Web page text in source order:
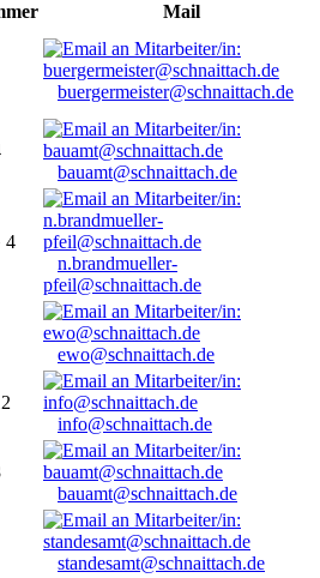
Mail
buergermeister@schnaittach.de
bauamt@schnaittach.de
4
n.brandmueller-
pfeil@schnaittach.de
ewo@schnaittach.de
info@schnaittach.de
bauamt@schnaittach.de
standesamt@schnaittach.de